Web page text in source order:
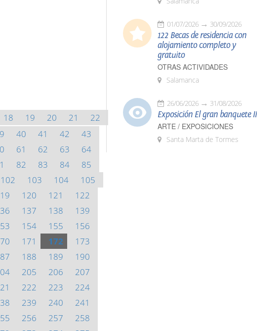
18 19 20 21
22
40 41 42
43
61 62 63
64
82 83 84
85
102 103 104
105
120 121
122
137 138
139
154 155
156
171 172
173
188 189
190
205 206
207
222 223
224
239 240
241
256 257
258
01/07/2026 30/09/2026
122 Becas de residencia con
alojamiento completo y
gratuito
OTRAS ACTIVIDADES
Salamanca
26/06/2026 31/08/2026
Exposición El gran banquete II
ARTE / EXPOSICIONES
Santa Marta de Tormes